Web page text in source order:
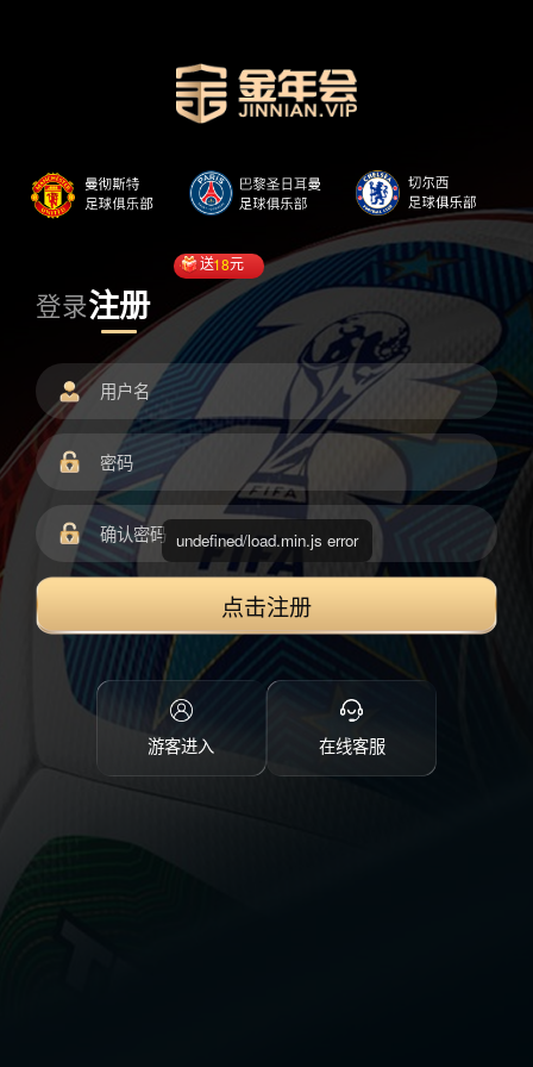
登录注册
送18元
点击注册
游客进入 在线客服
undefined/load.min.js error